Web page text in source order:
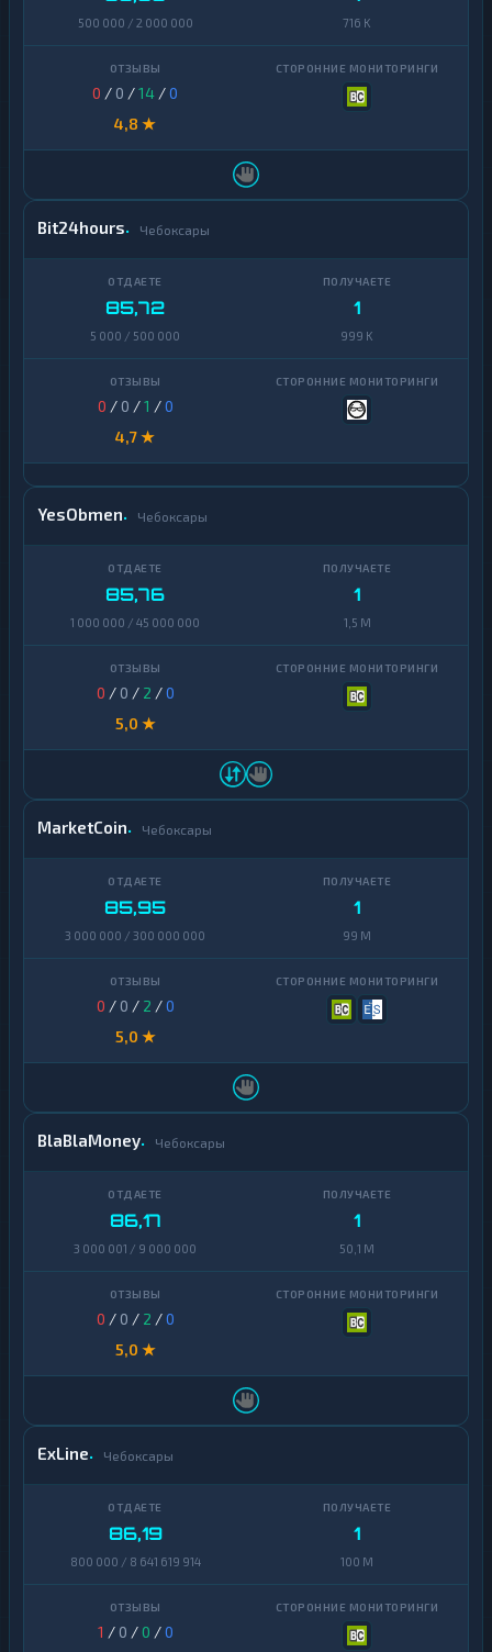
500 000 / 2 000 000 716 K
0 / 0 /14 /0
4,8 ★
Bit24hours Чебоксары
85,72
5 000 / 500 000
1
999 K
0 / 0 /1 /0
4,7 ★
YesObmen Чебоксары
85,76
1 000 000 / 45 000 000
1
1,5 M
0 / 0 / 2 /0
5,0 ★
MarketCoin Чебоксары
85,95
3 000 000 / 300 000 000
1
99 M
0 / 0 / 2 /0
5,0 ★
BlaBlaMoney Чебоксары
86,17
3 000 001 / 9 000 000
1
50,1 M
0 / 0 / 2 /0
5,0 ★
ExLine Чебоксары
86,19
800 000 / 8 641 619 914
1
100 M
1 / 0 /0 /0